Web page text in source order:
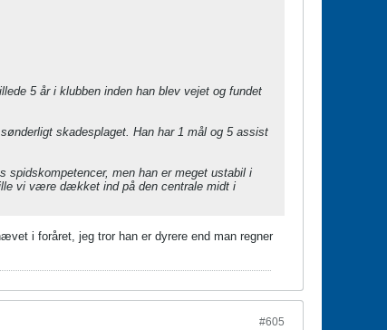
5 år i klubben inden han blev vejet og fundet
skadesplaget. Han har 1 mål og 5 assist
spidskompetencer, men han er meget ustabil i
vi være dækket ind på den centrale midt i
i foråret, jeg tror han er dyrere end man regner
#605